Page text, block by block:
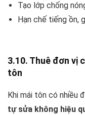
Tạo lớp chống
Hạn chế tiếng ồn,
3.10. Thuê đơn vị
tôn
Khi mái tôn có nhiều
tự sửa không hiệu